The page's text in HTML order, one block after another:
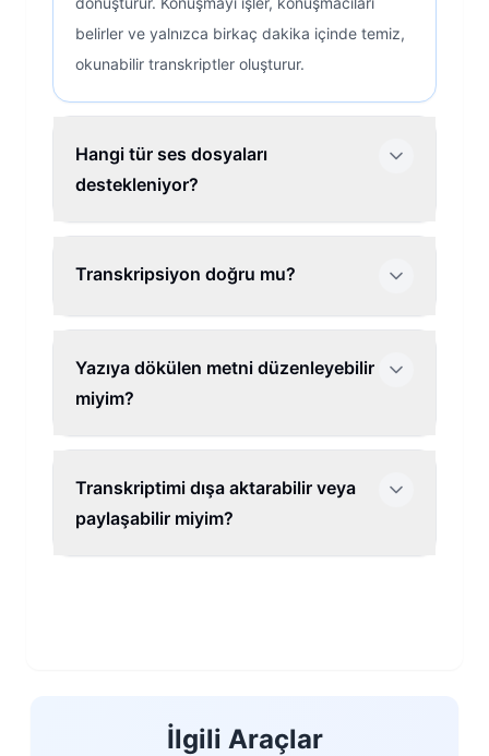
belirler ve yalnızca birkaç dakika içinde temiz,
okunabilir transkriptler oluşturur.
Hangi tür ses dosyaları
destekleniyor?
Transkripsiyon doğru mu?
Yazıya dökülen metni düzenleyebilir
miyim?
Transkriptimi dışa aktarabilir veya
paylaşabilir miyim?
İlgili Araçlar